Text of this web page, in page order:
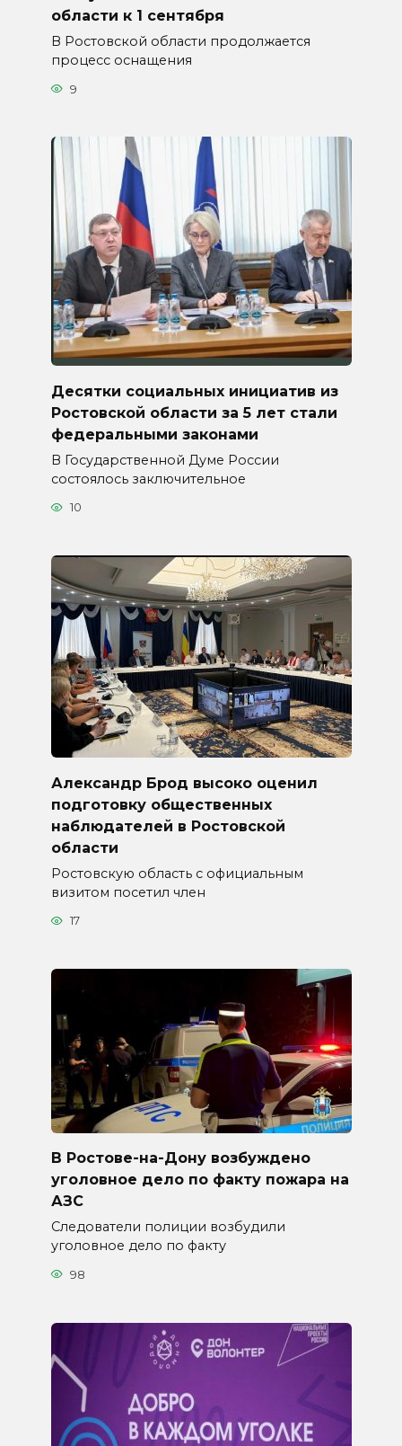
области к 1 сентября
В Ростовской области продолжается
процесс оснащения
9
Десятки социальных инициатив из
Ростовской области за 5 лет стали
федеральными законами
В Государственной Думе России
состоялось заключительное
10
Александр Брод высоко оценил
подготовку общественных
наблюдателей в Ростовской
области
Ростовскую область с официальным
визитом посетил член
17
В Ростове-на-Дону возбуждено
уголовное дело по факту пожара на
АЗС
Следователи полиции возбудили
уголовное дело по факту
98